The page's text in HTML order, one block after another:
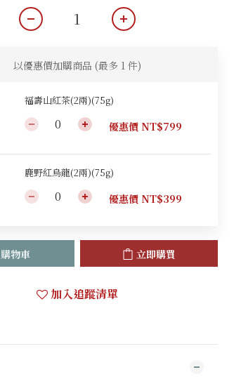
以優惠價加購商品 (最多 1 件)
福壽山紅茶(2兩)(75g)
優惠價 NT$799
鹿野紅烏龍(2兩)(75g)
優惠價 NT$399
物車 立即購買
加入追蹤清單